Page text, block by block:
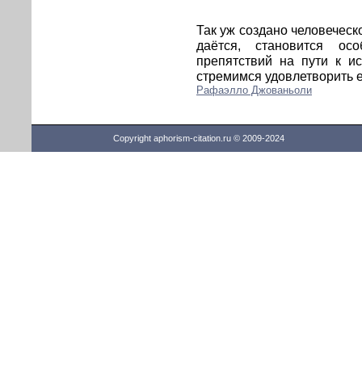
Так уж создано
даётся, становится
препятствий на пути к
стремимся удовлетворить
Рафаэлло Джованьоли
Copyright aphorism-citation.ru © 2009-2024